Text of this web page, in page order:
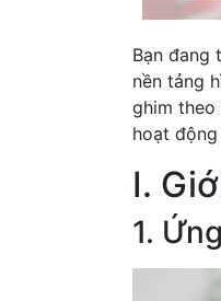
Bạn đang
nền tảng
ghim theo
hoạt
I.
1.